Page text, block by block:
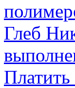
Глеб
Платить